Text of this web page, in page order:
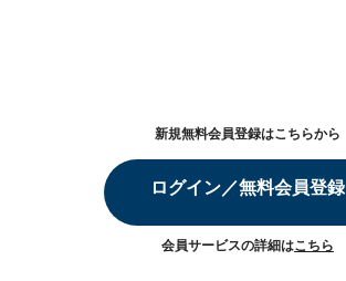
新規無料会員登録はこちらから
ログイン／無料会員登録
会員サービスの詳細はこちら